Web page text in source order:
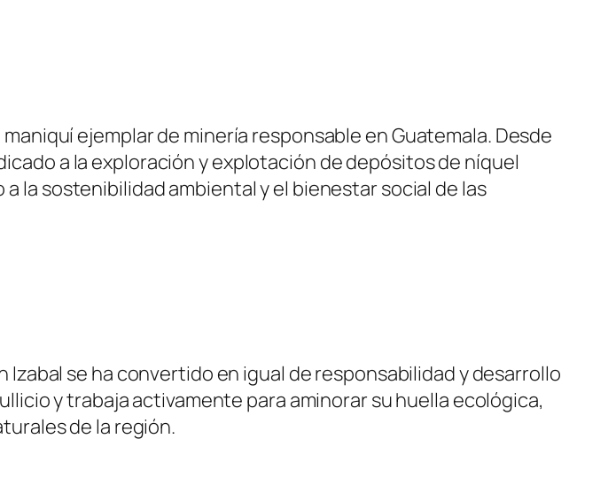
ejemplar de minería responsable en Guatemala. Desde
a la exploración y explotación de depósitos de níquel
la sostenibilidad ambiental y el bienestar social de las
se ha convertido en igual de responsabilidad y desarrollo
y trabaja activamente para aminorar su huella ecológica,
de la región.